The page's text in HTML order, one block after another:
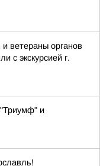
ветераны органов
с экскурсией г.
и